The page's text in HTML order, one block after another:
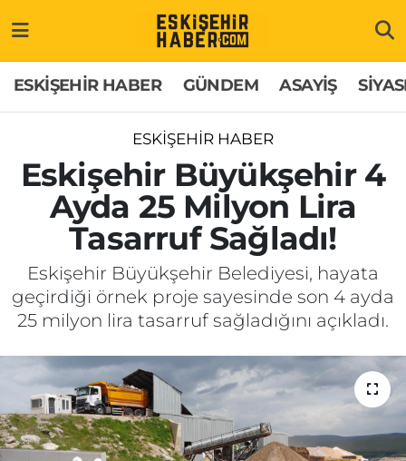
ESKİŞEHİR HABER GÜNDEM ASAYİŞ
ESKİŞEHİR HABER
Eskişehir Büyükşehir 4
Ayda 25 Milyon Lira
Tasarruf Sağladı!
Eskişehir Büyükşehir Belediyesi, hayata
geçirdiği örnek proje sayesinde son 4 ayda
25 milyon lira tasarruf sağladığını açıkladı.
GÜNDEM
ASAYİŞ
SİYASET
EKONOMİ
SAĞLIK
SPOR
MAGAZİN
Hakkımızda
İletişim
Künye
Odunpazarı Trafik Yoğunluk Haritası
Süper Lig Puan Durumu ve Fikstür
Tüm Manşetler
Son Dakika Haberleri
Haber Arşivi